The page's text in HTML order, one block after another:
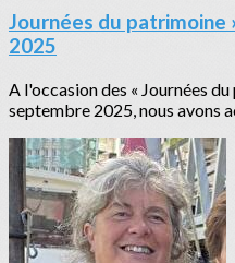
Journées du patrimoine
2025
A l'occasion des « Journées
septembre 2025, nous avons